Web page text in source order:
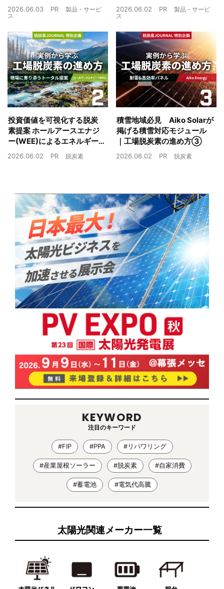
未来
2026.06.03 PR
製品・サービ
ス
制御技術を蓄電池市場へ
2026.06.02 PR
製品・サービ
ス
投資価値を可視化する脱炭
素提案 ホールアースエナジ
ー(WEE)によるエネルギー
戦略とは｜工場脱炭素の進
2026.06.02 PR 脱炭素
積雪地域必見 Aiko Solarが
掲げる積雪対応モジュール
｜工場脱炭素の進め方③
2026.06.02 PR 脱炭素
KEYWORD
注目のキーワード
#FIP #PPA #リパワリング
#産業屋根ソーラー #脱炭素 #自家消費
#蓄電池 #電気代高騰
太陽光関連メーカー一覧